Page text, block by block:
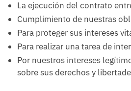
La ejecución del contrato
Cumplimiento de nuestras
Para proteger sus intereses
Para realizar una tarea de
Por nuestros intereses
sobre sus derechos y